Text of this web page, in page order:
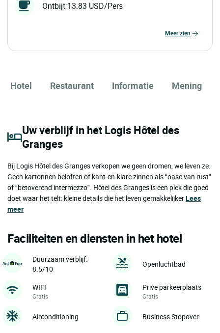
Ontbijt 13.83 USD/Pers
meer zien
Hotel Restaurant Informatie Mening
Uw verblijf in het Logis Hôtel des
Granges
Bij Logis Hôtel des Granges verkopen we geen dromen, we leven ze.
Geen kartonnen beloften of kant-en-klare zinnen als “oase van rust”
of “betoverend intermezzo”. Hôtel des Granges is een plek die goed
doet waar het telt: kleine details die het leven gemakkelijkerLees
meer
Faciliteiten en diensten in het hotel
Duurzaam verblijf:
8.5/10
Openluchtbad
WIFI
Gratis
Prive parkeerplaats
Gratis
Airconditioning Business Stopover